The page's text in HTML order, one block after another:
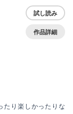
試し読み
作品詳細
たり楽しかったりな